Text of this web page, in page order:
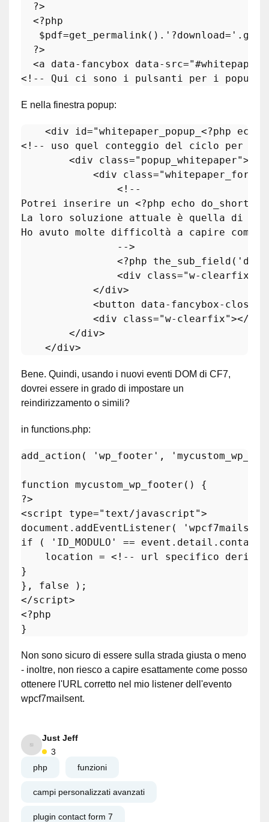
?>
<?php
$pdf=get_permalink(). '?download=' .
?>
<a data-fancybox data-src=
<!-- Qui ci sono i pulsanti per i popup
E nella finestra popup:
<div id="whitepaper_popup_ <?php echo
<!-- uso quel conteggio del ciclo per
<div class="popup_whitepaper">
<div class="whitepaper_form"
<!--
Potrei inserire un <?php echo
La loro soluzione attuale è quella di
Ho avuto molte difficoltà a capire come
                -->
<?php
the_sub_field (
<div class="w-
            </div>
<button data-fancybox-
<div class="w-clearfix"></
        </div>
    </div>
Bene. Quindi, usando i nuovi eventi DOM di CF7,
dovrei essere in grado di impostare un
reindirizzamento o simili?
in functions.php:
add_action( 'wp_footer',
function mycustom_wp_footer() {
<script type="text/javascript">
document.addEventListener(
if ( 'ID_MODULO' ==
    location =
<!-- url specifico
}
</script>
<?php
Non sono sicuro di essere sulla strada giusta o meno
- inoltre, non riesco a capire esattamente come posso
ottenere l'URL corretto nel mio listener dell'evento
wpcf7mailsent.
Just Jeff
3
php
funzioni
campi personalizzati avanzati
plugin contact form 7